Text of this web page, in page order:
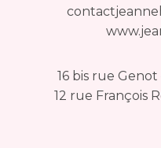
16 bis rue
12 rue François